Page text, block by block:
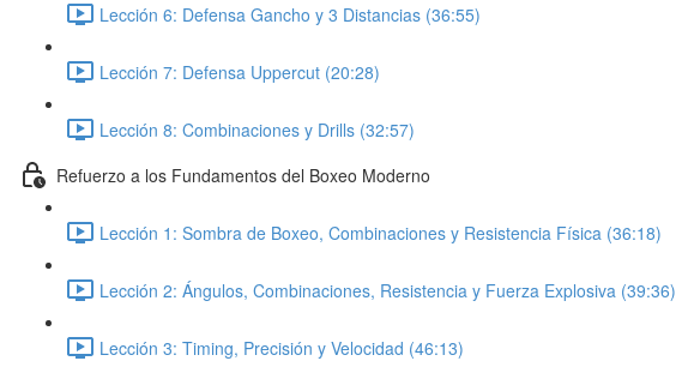
Lección 6: Defensa Gancho y 3 Distancias (36:55)
Lección 7: Defensa Uppercut (20:28)
Lección 8: Combinaciones y Drills (32:57)
Refuerzo a los Fundamentos del Boxeo Moderno
Lección 1: Sombra de Boxeo, Combinaciones y Resistencia Física (36:18)
Lección 2: Ángulos, Combinaciones, Resistencia y Fuerza Explosiva (39:36)
Lección 3: Timing, Precisión y Velocidad (46:13)